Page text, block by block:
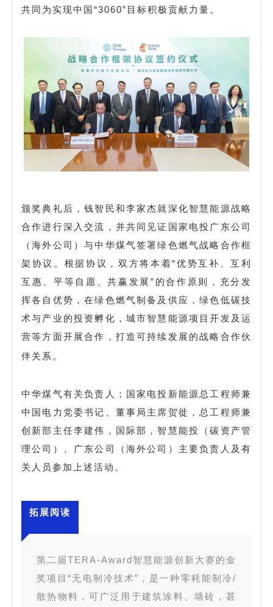
共同为实现中国“3060”目标积极贡献力量。
颁奖典礼后，钱智民和李家杰就深化智慧能源战略
合作进行深入交流，并共同见证国家电投广东公司
（海外公司）与中华煤气签署绿色燃气战略合作框
架协议。根据协议，双方将本着“优势互补、互利
互惠、平等自愿、共赢发展”的合作原则，充分发
挥各自优势，在绿色燃气制备及供应，绿色低碳技
术与产业的投资孵化，城市智慧能源项目开发及运
营等方面开展合作，打造可持续发展的战略合作伙
伴关系。
中华煤气有关负责人；国家电投新能源总工程师兼
中国电力党委书记、董事局主席贺徙，总工程师兼
创新部主任李建伟，国际部，智慧能投（碳资产管
理公司）、广东公司（海外公司）主要负责人及有
关人员参加上述活动。
拓展阅读
第二届TERA-Award智慧能源创新大赛的金
奖项目“无电制冷技术”，是一种零耗能制冷/
散热物料，可广泛用于建筑涂料、墙砖，甚